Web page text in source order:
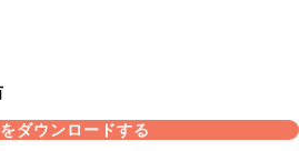
ダウンロードする